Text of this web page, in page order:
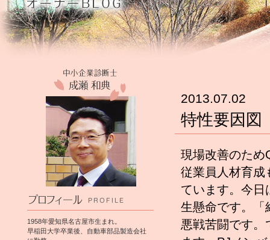
2013.07.02
特性要因図
現場改善のため
従業員人材育成
ています。今日
生懸命です。「
悪戦苦闘です。
1958年愛知県名古屋市生まれ。
早稲田大学卒業後、自動車部品製造会社